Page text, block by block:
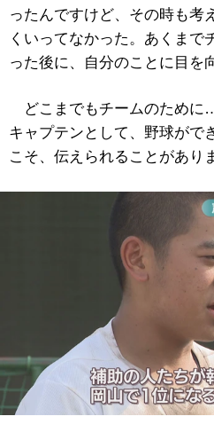
ったんですけど、その時も考
くいってなかった。あくまで
った後に、自分のことに目を
どこまでもチームのために
キャプテンとして、野球がで
こそ、伝えられることがあり